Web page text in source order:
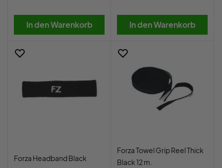
In den Warenkorb In den Warenkorb
Forza Headband Black
Forza Towel Grip Reel Thick
Black 12 m.